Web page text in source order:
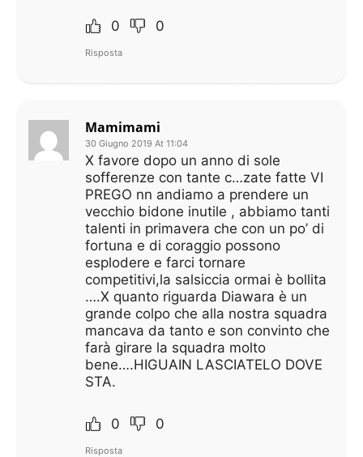
0 0
Risposta
Mamimami
30 Giugno 2019 At 11:04
X favore dopo un anno di sole
sofferenze con tante c…zate fatte VI
PREGO nn andiamo a prendere un
vecchio bidone inutile , abbiamo tanti
talenti in primavera che con un po’ di
fortuna e di coraggio possono
esplodere e farci tornare
competitivi,la salsiccia ormai è bollita
….X quanto riguarda Diawara è un
grande colpo che alla nostra squadra
mancava da tanto e son convinto che
farà girare la squadra molto
bene….HIGUAIN LASCIATELO DOVE
STA.
0 0
Risposta